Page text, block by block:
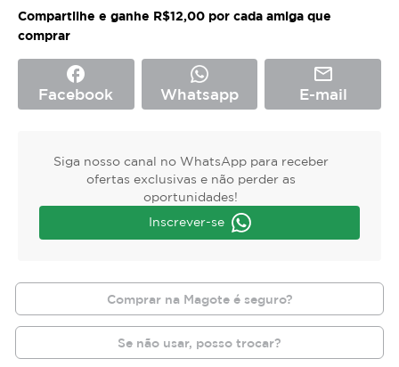
Compartilhe e ganhe R$12,00 por cada amiga que
comprar
facebook
Facebook Whatsapp
mail_outline
E-mail
Siga nosso canal no WhatsApp para receber
ofertas exclusivas e não perder as
oportunidades!
Inscrever-se
Comprar na Magote é seguro?
Se não usar, posso trocar?